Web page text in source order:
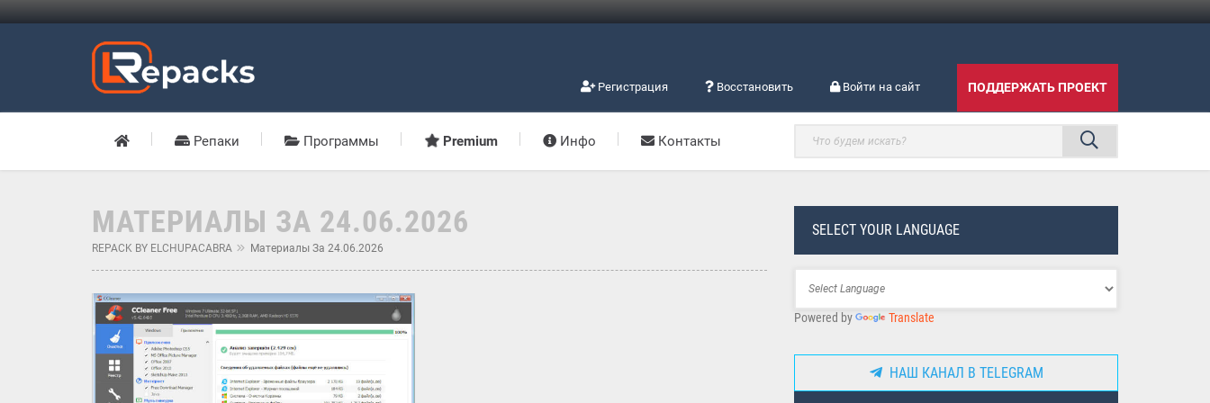
Регистрация Восстановить Войти на сайт ПОДДЕРЖАТЬ ПРОЕКТ
Репаки Программы Premium Инфо Контакты
МАТЕРИАЛЫ ЗА 24.06.2026
REPACK BY ELCHUPACABRA Материалы За 24.06.2026
SELECT YOUR LANGUAGE
Powered by Translate
НАШ КАНАЛ В TELEGRAM